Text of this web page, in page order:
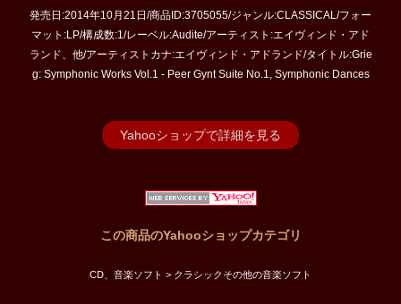
発売日:2014年10月21日/商品ID:3705055/ジャンル:CLASSICAL/フォー
マット:LP/構成数:1/レーベル:Audite/アーティスト:エイヴィンド・アド
ランド、他/アーティストカナ:エイヴィンド・アドランド/タイトル:Grie
g: Symphonic Works Vol.1 - Peer Gynt Suite No.1, Symphonic Dances
Yahooショップで詳細を見る
この商品のYahooショップカテゴリ
CD、音楽ソフト > クラシックその他の音楽ソフト